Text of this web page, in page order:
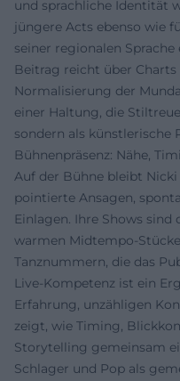
und sprachliche Identität
jüngere Acts ebenso wie
seiner regionalen
Beitrag reicht über
Normalisierung der
einer Haltung, die
sondern als künstlerische
Bühnenpräsenz: Nähe,
Auf der Bühne bleibt Nicki
pointierte Ansagen,
Einlagen. Ihre Shows
warmen Midtempo-
Tanznummern, die das
Live-Kompetenz ist ein
Erfahrung, unzähligen
zeigt, wie Timing,
Storytelling gemeinsam
Schlager und Pop als